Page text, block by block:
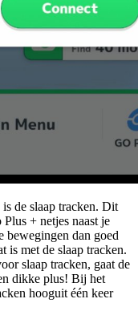
is de slaap tracken. Dit
+ netjes naast je
bewegingen dan goed
is met de slaap tracken.
slaap tracken, gaat de
dikke plus! Bij het
hooguit één keer